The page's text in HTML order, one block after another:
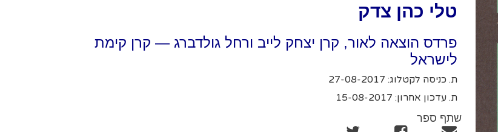
טלי כהן צדק
פרדס הוצאה לאור, קרן יצחק לייב ורחל גולדברג — קרן קימת
לישראל
ת. כניסה לקטלוג: 27-08-2017
ת. עדכון אחרון: 15-08-2017
שתף ספר